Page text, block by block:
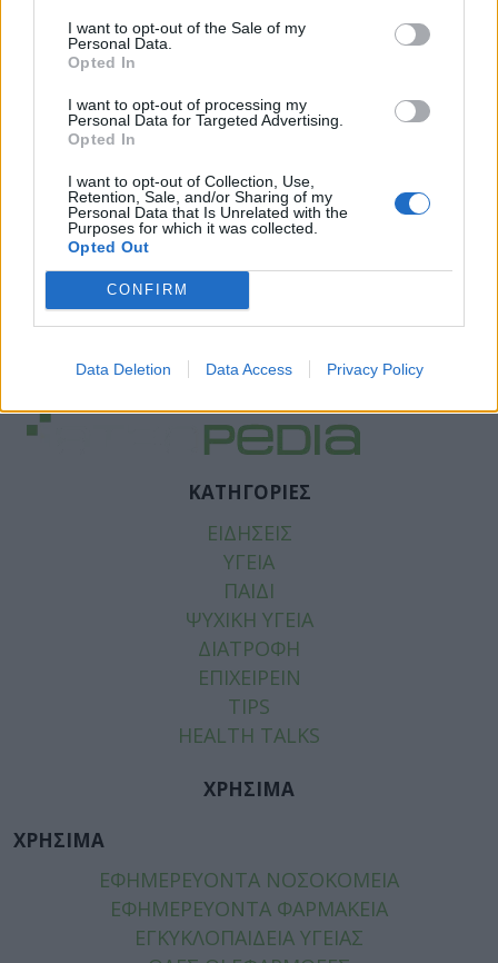
I want to opt-out of the Sale of my
Personal Data.
Opted In
I want to opt-out of processing my
Personal Data for Targeted Advertising.
Opted In
I want to opt-out of Collection, Use,
Retention, Sale, and/or Sharing of my
Personal Data that Is Unrelated with the
Purposes for which it was collected.
Opted Out
CONFIRM
Data Deletion Data Access Privacy Policy
ΚΑΤΗΓΟΡΙΕΣ
ΕΙΔΗΣΕΙΣ
ΥΓΕΙΑ
ΠΑΙΔΙ
ΨΥΧΙΚΗ ΥΓΕΙΑ
ΔΙΑΤΡΟΦΗ
ΕΠΙΧΕΙΡΕΙΝ
TIPS
HEALTH TALKS
ΧΡΗΣΙΜΑ
ΧΡΗΣΙΜΑ
ΕΦΗΜΕΡΕΥΟΝΤΑ ΝΟΣΟΚΟΜΕΙΑ
ΕΦΗΜΕΡΕΥΟΝΤΑ ΦΑΡΜΑΚΕΙΑ
ΕΓΚΥΚΛΟΠΑΙΔΕΙΑ ΥΓΕΙΑΣ